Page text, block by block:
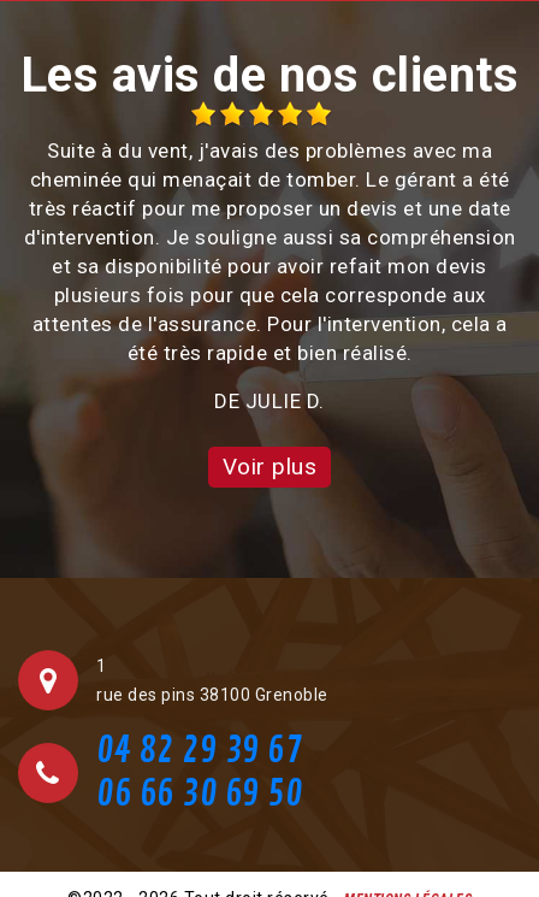
Les avis de nos clients
Suite à du vent, j'avais des problèmes avec ma
cheminée qui menaçait de tomber. Le gérant a été
très réactif pour me proposer un devis et une date
d'intervention. Je souligne aussi sa compréhension
et sa disponibilité pour avoir refait mon devis
plusieurs fois pour que cela corresponde aux
attentes de l'assurance. Pour l'intervention, cela a
été très rapide et bien réalisé.
DE JULIE D.
Voir plus
1
rue des pins 38100 Grenoble
04 82 29 39 67
06 66 30 69 50